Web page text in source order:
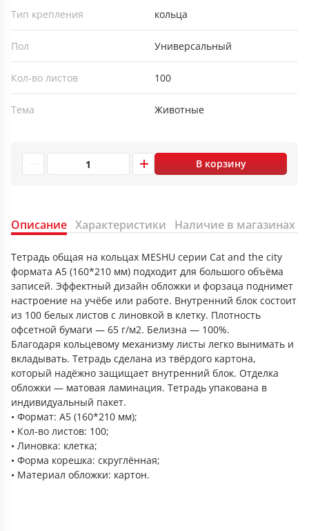
Тип крепления кольца
Пол Универсальный
Кол-во листов 100
Тема Животные
В корзину
Описание Характеристики Наличие в магазинах
Тетрадь общая на кольцах MESHU серии Cat and the city
формата А5 (160*210 мм) подходит для большого объёма
записей. Эффектный дизайн обложки и форзаца поднимет
настроение на учёбе или работе. Внутренний блок состоит
из 100 белых листов с линовкой в клетку. Плотность
офсетной бумаги — 65 г/м2. Белизна — 100%.
Благодаря кольцевому механизму листы легко вынимать и
вкладывать. Тетрадь сделана из твёрдого картона,
который надёжно защищает внутренний блок. Отделка
обложки — матовая ламинация. Тетрадь упакована в
индивидуальный пакет.
• Формат: А5 (160*210 мм);
• Кол-во листов: 100;
• Линовка: клетка;
• Форма корешка: скруглённая;
• Материал обложки: картон.